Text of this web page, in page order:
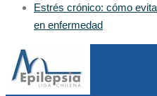
Estrés crónico: cómo
en enfermedad